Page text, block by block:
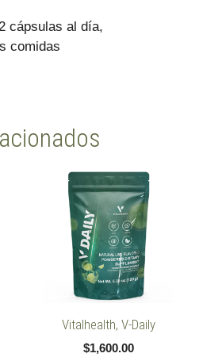
cápsulas al día,
comidas
Vitalhealth, V-Daily
$1,600.00